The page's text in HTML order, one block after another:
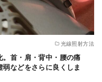
光線照射方法
首・肩・背中・腰の痛
などをさらに良くしま